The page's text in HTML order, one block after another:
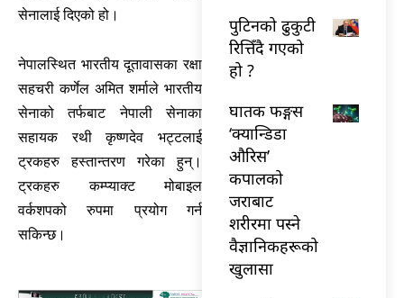
सेनालाई दिएको हो।
नेपालस्थित भारतीय दूतावासका रक्षा
सहचरी कर्णेल अमित शर्माले भारतीय
सेनाको तर्फबाट नेपाली सेनाका
सहायक रथी कृष्णदेव भट्टलाई
ट्रकहरु हस्तान्तरण गरेका हुन्।
ट्रकहरु कम्प्याक्ट मोबाइल
वर्कशपको रुपमा प्रयोग गर्न
सकिन्छ।
पुटिनको ढुकुटी
रित्तिँदै गएको
हो ?
घातक फङ्गस
‘क्यान्डिडा
औरिस’
कपालको
जराबाट
शरीरमा पस्ने
वैज्ञानिकहरूको
खुलासा